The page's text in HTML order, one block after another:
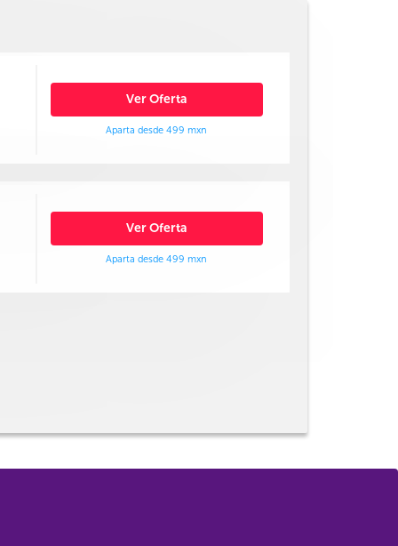
Ver Oferta
Aparta desde 499 mxn
Ver Oferta
Aparta desde 499 mxn